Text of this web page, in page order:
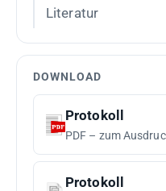
Literatur
DOWNLOAD
Protokoll
PDF – zum
Protokoll